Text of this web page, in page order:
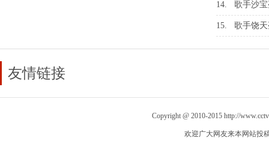
14. 歌手沙
15. 歌手饶
友情链接
Copyright @ 2010-2015http://
欢迎广大网友来本网站投